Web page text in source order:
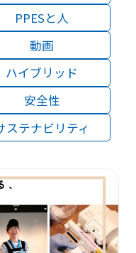
PPESと人
動画
ハイブリッド
安全性
ステナビリティ